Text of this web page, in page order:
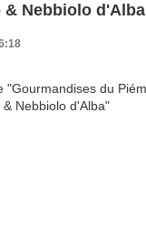
Nebbiolo d'Alba